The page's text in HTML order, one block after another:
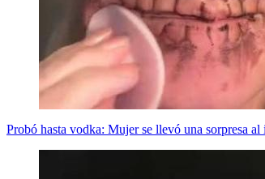
Probó hasta vodka: Mujer se llevó una sorpresa